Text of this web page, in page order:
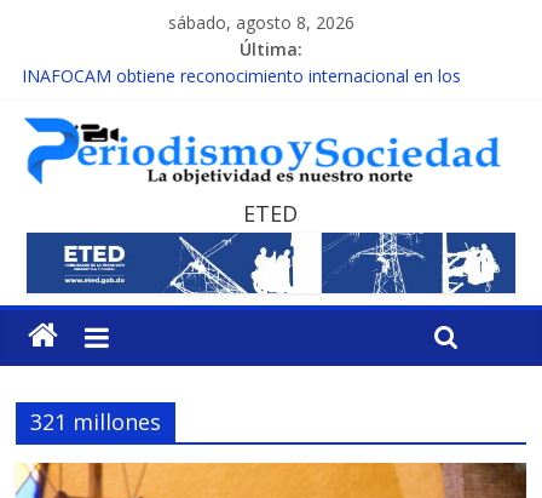
sábado, agosto 8, 2026
Última:
INAFOCAM obtiene reconocimiento internacional en los
15 de febrero de cada año es Día Nacional de la lucha contra el
cáncer infantil
EL ENFOQUE UNILATERAL DE LA COALICIÓN
MESCyT y Universidad Albizu apoyarán rehabilitación de
reclusos
MESCyT presenta calendario de Consulta Nacional por la
Educación
ETED
321 millones